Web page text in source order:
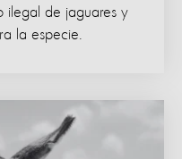
ilegal de jaguares y
la especie.